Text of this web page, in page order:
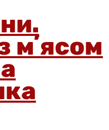
мʼясом